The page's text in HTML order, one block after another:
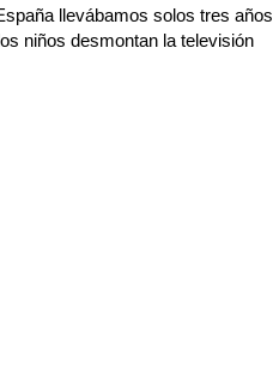
llevábamos solos tres años
niños desmontan la televisión